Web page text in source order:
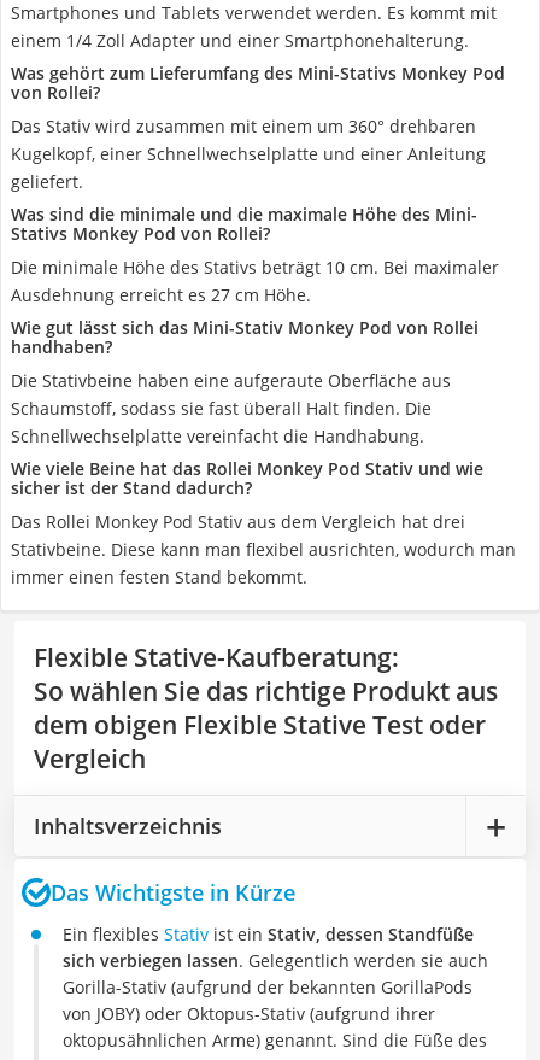
Smartphones und Tablets verwendet werden. Es kommt mit
einem 1/4 Zoll Adapter und einer Smartphonehalterung.
Was gehört zum Lieferumfang des Mini-Stativs Monkey Pod
von Rollei?
Das Stativ wird zusammen mit einem um 360° drehbaren
Kugelkopf, einer Schnellwechselplatte und einer Anleitung
geliefert.
Was sind die minimale und die maximale Höhe des Mini-
Stativs Monkey Pod von Rollei?
Die minimale Höhe des Stativs beträgt 10 cm. Bei maximaler
Ausdehnung erreicht es 27 cm Höhe.
Wie gut lässt sich das Mini-Stativ Monkey Pod von Rollei
handhaben?
Die Stativbeine haben eine aufgeraute Oberfläche aus
Schaumstoff, sodass sie fast überall Halt finden. Die
Schnellwechselplatte vereinfacht die Handhabung.
Wie viele Beine hat das Rollei Monkey Pod Stativ und wie
sicher ist der Stand dadurch?
Das Rollei Monkey Pod Stativ aus dem Vergleich hat drei
Stativbeine. Diese kann man flexibel ausrichten, wodurch man
immer einen festen Stand bekommt.
Flexible Stative-Kaufberatung:
So wählen Sie das richtige Produkt aus
dem obigen Flexible Stative Test oder
Vergleich
Inhaltsverzeichnis
Das Wichtigste in Kürze
Ein flexibles Stativ ist ein Stativ, dessen Standfüße
sich verbiegen lassen. Gelegentlich werden sie auch
Gorilla-Stativ (aufgrund der bekannten GorillaPods
von JOBY) oder Oktopus-Stativ (aufgrund ihrer
oktopusähnlichen Arme) genannt. Sind die Füße des